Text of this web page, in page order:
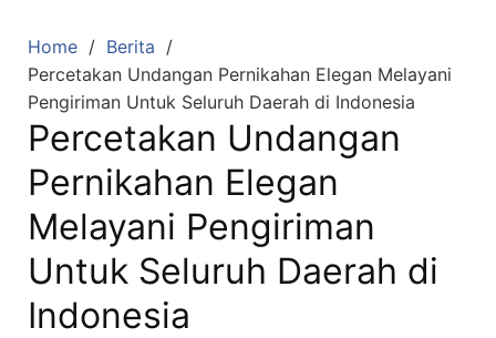
Home
Berita
Percetakan Undangan Pernikahan Elegan Melayani
Pengiriman Untuk Seluruh Daerah di Indonesia
Percetakan Undangan
Pernikahan Elegan
Melayani Pengiriman
Untuk Seluruh Daerah di
Indonesia